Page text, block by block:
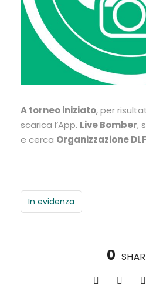
A torneo iniziato, per
scarica l’App. Live Bomber,
e cerca Organizzazione
In evidenza
0